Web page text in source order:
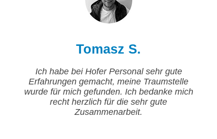
Tomasz S.
Ich habe bei Hofer Personal sehr gute
Erfahrungen gemacht, meine Traumstelle
wurde für mich gefunden. Ich bedanke mich
recht herzlich für die sehr gute
Zusammenarbeit.